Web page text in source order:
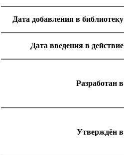
Дата добавления в
Дата введения в
Разработан
Утверждён